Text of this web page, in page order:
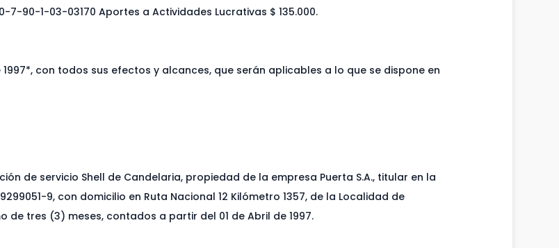
90-1-03-03170 Aportes a Actividades Lucrativas $ 135.000.
1997*, con todos sus efectos y alcances, que serán aplicables a lo que se dispone en
de servicio Shell de Candelaria, propiedad de la empresa Puerta S.A., titular en la
9, con domicilio en Ruta Nacional 12 Kilómetro 1357, de la Localidad de
de tres (3) meses, contados a partir del 01 de Abril de 1997.